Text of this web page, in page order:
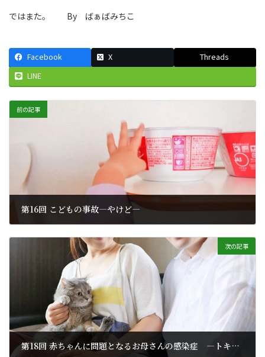
ではまた。 By ばぁばみちこ
Facebook X
Threads
LINE
前の記事
第16回 こどもの事故―やけど―
次の記事
第18回 赤ちゃんに問題となるお母さんの感染症 ―トキソプラズマ症―